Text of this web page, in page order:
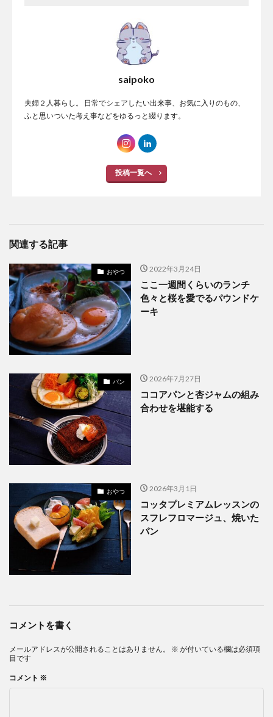
saipoko
夫婦２人暮らし。 日常でシェアしたい出来事、お気に入りのもの、
ふと思いついた考え事などをゆるっと綴ります。
投稿一覧へ
関連する記事
おやつ 2022年3月24日
ここ一週間くらいのランチ
色々と桜を愛でるパウンドケ
ーキ
パン 2026年7月27日
ココアパンと杏ジャムの組み
合わせを堪能する
おやつ 2026年3月1日
コッタプレミアムレッスンの
スフレフロマージュ、焼いた
パン
コメントを書く
メールアドレスが公開されることはありません。 ※ が付いている欄は必須項
目です
コメント ※